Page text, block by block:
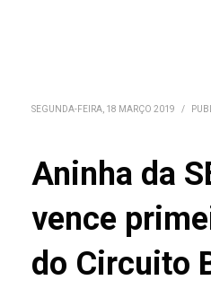
SEGUNDA-FEIRA, 18 MARÇO 2019 /
Aninha da
vence
do Circuito